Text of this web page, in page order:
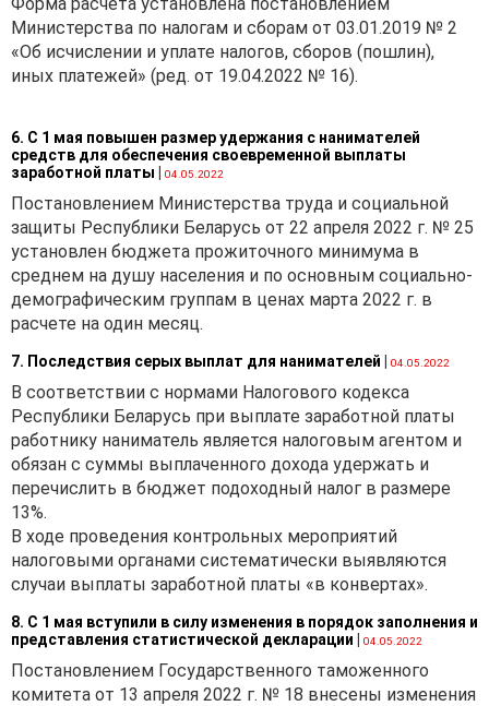
Министерства по налогам и сборам от 03.01.2019 № 2
«Об исчислении и уплате налогов, сборов (пошлин),
иных платежей» (ред. от 19.04.2022 № 16).
6. С 1 мая повышен размер удержания с нанимателей
средств для обеспечения своевременной выплаты
заработной платы
04.05.2022
Постановлением Министерства труда и социальной
защиты Республики Беларусь от 22 апреля 2022 г. № 25
установлен бюджета прожиточного минимума в
среднем на душу населения и по основным социально-
демографическим группам в ценах марта 2022 г. в
расчете на один месяц.
7. Последствия серых выплат для нанимателей 04.05.2022
В соответствии с нормами Налогового кодекса
Республики Беларусь при выплате заработной платы
работнику наниматель является налоговым агентом и
обязан с суммы выплаченного дохода удержать и
перечислить в бюджет подоходный налог в размере
13%.
В ходе проведения контрольных мероприятий
налоговыми органами систематически выявляются
случаи выплаты заработной платы «в конвертах».
8. С 1 мая вступили в силу изменения в порядок заполнения и
представления статистической декларации
04.05.2022
Постановлением Государственного таможенного
комитета от 13 апреля 2022 г. № 18 внесены изменения